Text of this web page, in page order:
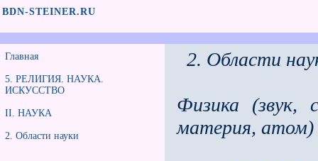
BDN-STEINER.RU
Главная
5. РЕЛИГИЯ. НАУКА.
ИСКУССТВО
II. НАУКА
2. Области науки
2. Области
Физика (звук,
материя, атом)